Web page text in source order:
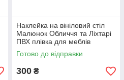
Наклейка на вініловий стіл
Малюнок Обличчя та Ліхтарі
ПВХ плівка для меблів
інтер'єрна 3D люди 600х1200
мм
Готово до відправки
300 ₴